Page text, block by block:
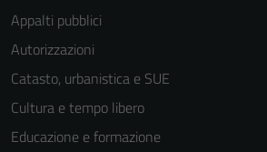
Appalti pubblici
Autorizzazioni
Catasto, urbanistica e SUE
Cultura e tempo libero
Educazione e formazione